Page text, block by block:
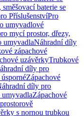
baterie se
PříslušenstvíPro
umyvadlové
mycí prostor, dřezy,
umyvadlaNáhradní díly
zápachové
uzávěrkyTrubkové
díly pro
Zápachové
díly pro
Zápachové
s nornou trubkou